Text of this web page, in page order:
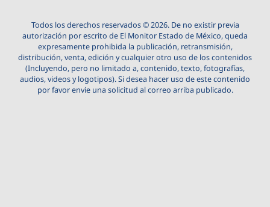
Todos los derechos reservados © 2026. De no existir previa
autorización por escrito de El Monitor Estado de México, queda
expresamente prohibida la publicación, retransmisión,
distribución, venta, edición y cualquier otro uso de los contenidos
(Incluyendo, pero no limitado a, contenido, texto, fotografías,
audios, videos y logotipos). Si desea hacer uso de este contenido
por favor envie una solicitud al correo arriba publicado.